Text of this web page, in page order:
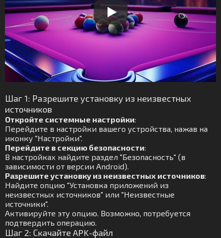
Шаг 1: Разрешите установку из неизвестных
источников
Откройте системные настройки:
Перейдите в настройки вашего устройства, нажав на
иконку "Настройки".
Перейдите в секцию безопасности:
В настройках найдите раздел "Безопасность" (в
зависимости от версии Android).
Разрешите установку из неизвестных источников:
Найдите опцию "Установка приложений из
неизвестных источников" или "Неизвестные
источники".
Активируйте эту опцию. Возможно, потребуется
подтвердить операцию.
Шаг 2: Скачайте APK-файл